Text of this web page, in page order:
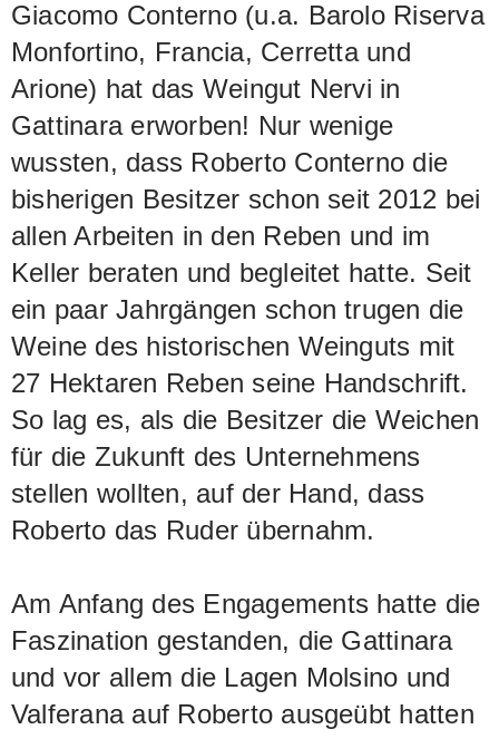
Giacomo Conterno (u.a. Barolo Riserva
Monfortino, Francia, Cerretta und
Arione) hat das Weingut Nervi in
Gattinara erworben! Nur wenige
wussten, dass Roberto Conterno die
bisherigen Besitzer schon seit 2012 bei
allen Arbeiten in den Reben und im
Keller beraten und begleitet hatte. Seit
ein paar Jahrgängen schon trugen die
Weine des historischen Weinguts mit
27 Hektaren Reben seine Handschrift.
So lag es, als die Besitzer die Weichen
für die Zukunft des Unternehmens
stellen wollten, auf der Hand, dass
Roberto das Ruder übernahm.
Am Anfang des Engagements hatte die
Faszination gestanden, die Gattinara
und vor allem die Lagen Molsino und
Valferana auf Roberto ausgeübt hatten